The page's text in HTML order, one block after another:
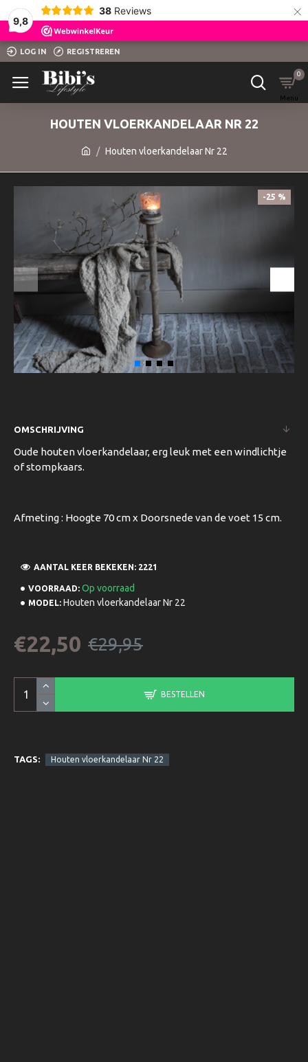
9,8
38 Reviews ×
LOG IN REGISTREREN
0
Houten vloerkandelaar Nr 22
HOUTEN VLOERKANDELAAR NR 22
-25 %
OMSCHRIJVING
Oude houten vloerkandelaar, erg leuk met een windlichtje
of stompkaars.
Afmeting : Hoogte 70 cm x Doorsnede van de voet 15 cm.
VOORRAAD: Op voorraad
MODEL: Houten vloerkandelaar Nr 22
AANTAL KEER BEKEKEN: 2221
€22,50 €29,95
BESTELLEN
TAGS: Houten vloerkandelaar Nr 22